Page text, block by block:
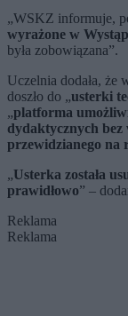
„WSKZ informuje,
wyrażone w
była zobowiązana”.
Uczelnia dodała, że
doszło do „usterki
„platforma
dydaktycznych bez
przewidzianego na
„Usterka została
prawidłowo” –
Reklama
Reklama